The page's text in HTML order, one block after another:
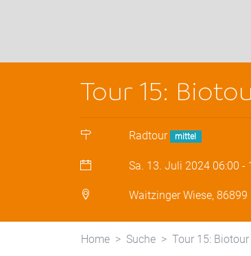
Tour 15:
Radtour mittel
Sa. 13. Juli 2024 06:00 -
Waitzinger Wiese,
Home Suche Tour 15: